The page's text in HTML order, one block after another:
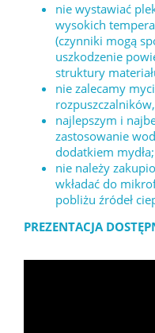
nie wystawiać
wysokich
(czynniki mogą
uszkodzenie
struktury
nie zalecamy
najlepszym i
zastosowanie
dodatkiem mydła;
nie należy
wkładać do
pobliżu źródeł
PREZENTACJA